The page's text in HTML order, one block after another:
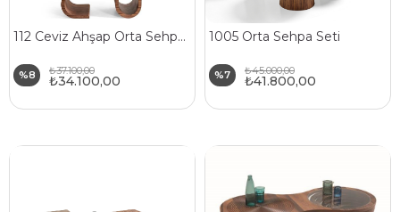
112 Ceviz Ahşap Orta Sehpa Özel Tasarım
%8 ₺34.100,00
₺37.100,00
1005 Orta Sehpa Seti
%7 ₺41.800,00
₺45.000,00